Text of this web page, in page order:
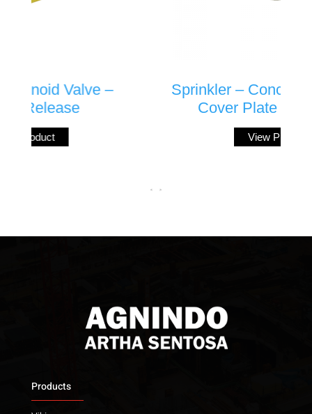
Sprinkler – Concealed Sprinkler
Cover Plate Assemblies
< >
Products